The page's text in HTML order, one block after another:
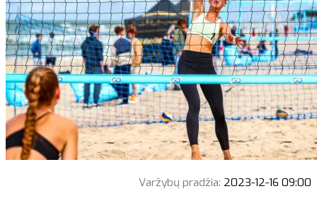
Varžybų pradžia: 2023-12-16 09:00